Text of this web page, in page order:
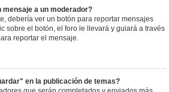
a un moderador?
debería ver un botón para reportar mensajes
sobre el botón, el foro le llevará y guiará a través
reportar el mensaje.
en la publicación de temas?